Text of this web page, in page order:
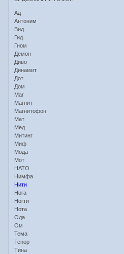
Ад
Антоним
Вид
Гид
Гном
Демон
Диво
Динамит
Дот
Дом
Маг
Магнит
Магнитофон
Мат
Мед
Митинг
Миф
Мода
Мот
НАТО
Нимфа
Нити
Нога
Ногти
Нота
Ода
Ом
Тема
Тенор
Тина